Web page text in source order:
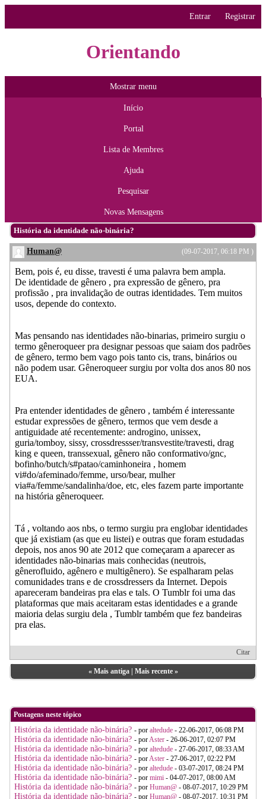
Entrar Registrar
Orientando
Mostrar menu
Início
Portal
Lista de Membres
Ajuda
Pesquisar
Novas Mensagens
História da identidade não-binária?
(09-07-2017, 06:18 PM )
Human@
Bem, pois é, eu disse, travesti é uma palavra bem ampla.
De identidade de gênero , pra expressão de gênero, pra
profissão , pra invalidação de outras identidades. Tem muitos
usos, depende do contexto.
Mas pensando nas identidades não-binarias, primeiro surgiu o
termo gêneroqueer pra designar pessoas que saiam dos padrões
de gênero, termo bem vago pois tanto cis, trans, binários ou
não podem usar. Gêneroqueer surgiu por volta dos anos 80 nos
EUA.
Pra entender identidades de gênero , também é interessante
estudar expressões de gênero, termos que vem desde a
antiguidade até recentemente: androgino, unissex,
guria/tomboy, sissy, crossdressser/transvestite/travesti, drag
king e queen, transsexual, gênero não conformativo/gnc,
bofinho/butch/s#patao/caminhoneira , homem
vi#do/afeminado/femme, urso/bear, mulher
via#a/femme/sandalinha/doe, etc, eles fazem parte importante
na história gêneroqueer.
Tá , voltando aos nbs, o termo surgiu pra englobar identidades
que já existiam (as que eu listei) e outras que foram estudadas
depois, nos anos 90 ate 2012 que começaram a aparecer as
identidades não-binarias mais conhecidas (neutrois,
gênerofluido, agênero e multigênero). Se espalharam pelas
comunidades trans e de crossdressers da Internet. Depois
apareceram bandeiras pra elas e tals. O Tumblr foi uma das
plataformas que mais aceitaram estas identidades e a grande
maioria delas surgiu dela , Tumblr também que fez bandeiras
pra elas.
Citar
« Mais antiga| Mais recente»
Postagens neste tópico
História da identidade não-binária? - por altedude - 22-06-2017, 06:08 PM
História da identidade não-binária? - porAster - 26-06-2017, 02:07 PM
História da identidade não-binária? - por altedude - 27-06-2017, 08:33 AM
História da identidade não-binária? - porAster - 27-06-2017, 02:22 PM
História da identidade não-binária? - por altedude - 03-07-2017, 08:24 PM
História da identidade não-binária? - por mimi - 04-07-2017, 08:00 AM
História da identidade não-binária? - por Human@ - 08-07-2017, 10:29 PM
História da identidade não-binária? - por Human@ - 08-07-2017, 10:31 PM